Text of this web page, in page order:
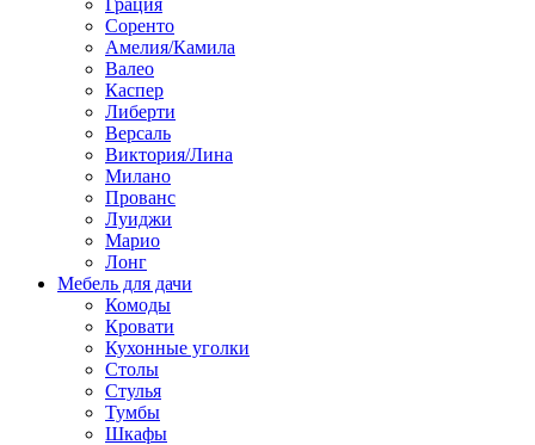
Грация
Соренто
Амелия/Камила
Валео
Каспер
Либерти
Версаль
Виктория/Лина
Милано
Прованс
Луиджи
Марио
Лонг
Мебель для дачи
Комоды
Кровати
Кухонные уголки
Столы
Стулья
Тумбы
Шкафы